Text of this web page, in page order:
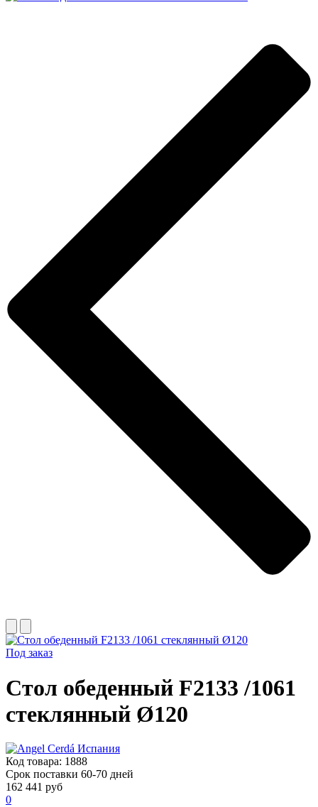
Под заказ
Стол обеденный F2133 /1061
стеклянный Ø120
Код товара: 1888
Срок поставки 60-70 дней
162 441 руб
0